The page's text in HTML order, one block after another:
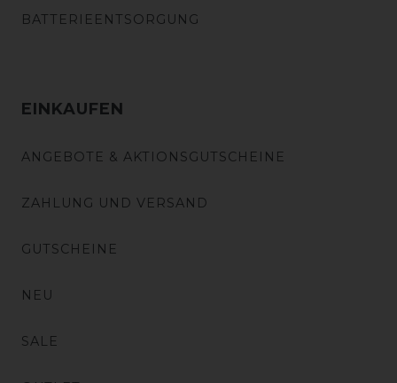
BATTERIEENTSORGUNG
EINKAUFEN
ANGEBOTE & AKTIONSGUTSCHEINE
ZAHLUNG UND VERSAND
GUTSCHEINE
NEU
SALE